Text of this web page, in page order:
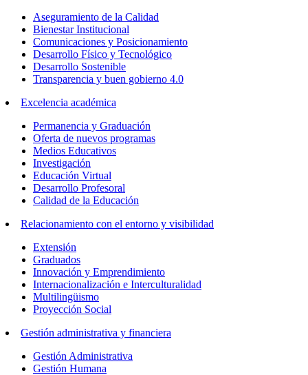
Aseguramiento de la Calidad
Bienestar Institucional
Comunicaciones y Posicionamiento
Desarrollo Físico y Tecnológico
Desarrollo Sostenible
Transparencia y buen gobierno 4.0
Excelencia académica
Permanencia y Graduación
Oferta de nuevos programas
Medios Educativos
Investigación
Educación Virtual
Desarrollo Profesoral
Calidad de la Educación
Relacionamiento con el entorno y visibilidad
Extensión
Graduados
Innovación y Emprendimiento
Internacionalización e Interculturalidad
Multilingüismo
Proyección Social
Gestión administrativa y financiera
Gestión Administrativa
Gestión Humana